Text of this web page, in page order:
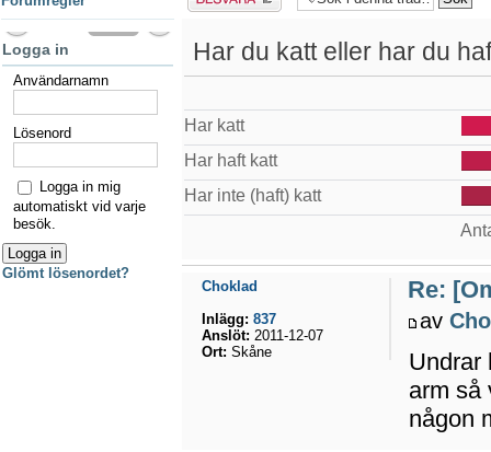
Har du katt eller har du
Har katt
Har haft katt
Har inte (haft) katt
Re:
av
Undrar
arm så
någon
Choklad
Inlägg: 837
Anslöt: 2011-12-07
Ort: Skåne
Logga in
Användarnamn
Lösenord
Logga in mig
automatiskt vid varje
besök.
Glömt lösenordet?